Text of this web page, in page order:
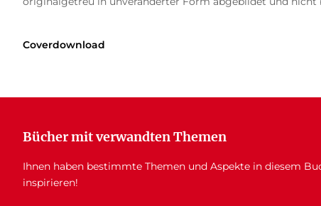
Coverdownload
Bücher mit verwandten Themen
Ihnen haben bestimmte Themen und Aspekte in diesem
inspirieren!